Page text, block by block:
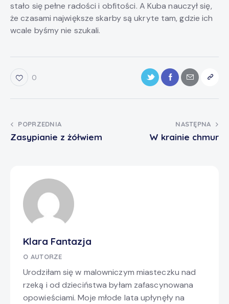
stało się pełne radości i obfitości. A Kuba nauczył się,
że czasami największe skarby są ukryte tam, gdzie ich
wcale byśmy nie szukali.
0
POPRZEDNIA
Zasypianie z żółwiem
NASTĘPNA
W krainie chmur
Klara Fantazja
O AUTORZE
Urodziłam się w malowniczym miasteczku nad
rzeką i od dzieciństwa byłam zafascynowana
opowieściami. Moje młode lata upłynęły na